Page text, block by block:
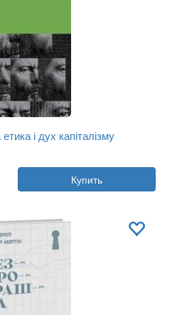
і дух капіталізму
Макс Вебер
Наш Формат
Украинский
Купить